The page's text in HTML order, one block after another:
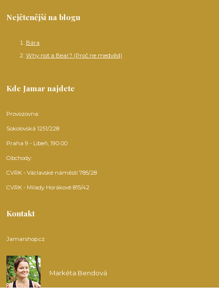
Nejčtenější na blogu
Bára
Why not a Bear? (Proč ne medvěd)
Kde Jamar najdete
Provozovna:
Sokolovská 1251/228
Praha 9 - Libeň, 190 00
Obchody:
CVRK - Václavské náměstí 785/28
CVRK - Milady Horákové 815/42
Kontakt
Jamarshop.cz
Markéta Bendová